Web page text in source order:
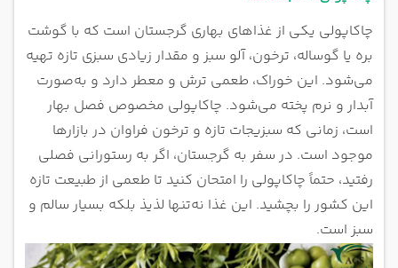
چاکاپولی یکی از غذاهای بهاری گرجستان است که با گوشت
بره یا گوساله، ترخون، آلو سبز و مقدار زیادی سبزی تازه تهیه
می‌شود. این خوراک، طعمی ترش و معطر دارد و به‌صورت
آبدار و نرم پخته می‌شود. چاکاپولی مخصوص فصل بهار
است، زمانی که سبزیجات تازه و ترخون فراوان در بازارها
موجود است. در سفر به گرجستان، اگر به رستورانی فصلی
رفتید، حتماً چاکاپولی را امتحان کنید تا طعمی از طبیعت تازه
این کشور را بچشید. این غذا نه‌تنها لذیذ بلکه بسیار سالم و
سبز است.